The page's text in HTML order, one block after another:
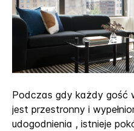
Podczas gdy każdy gość
jest przestronny i
udogodnienia , istnieje